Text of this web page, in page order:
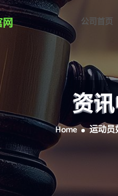
公司首页
资
Home 运动员